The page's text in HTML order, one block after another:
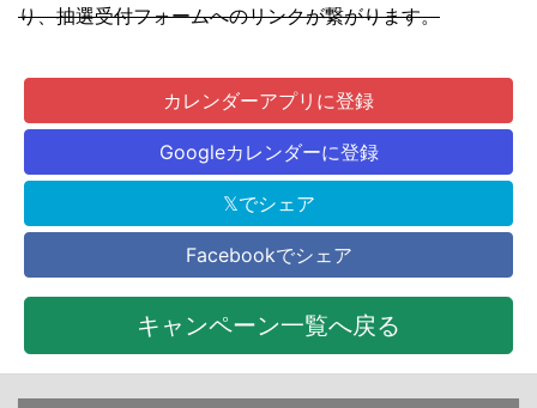
り、抽選受付フォームへのリンクが繋がります。
カレンダーアプリに登録
Googleカレンダーに登録
𝕏でシェア
Facebookでシェア
キャンペーン一覧へ戻る